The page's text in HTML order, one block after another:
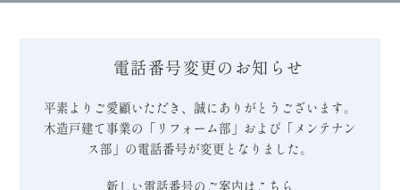
電話番号変更のお知らせ
平素よりご愛顧いただき、誠にありがとうございます。
木造戸建て事業の「リフォーム部」および「メンテナン
ス部」の電話番号が変更となりました。
新しい電話番号のご案内はこちら